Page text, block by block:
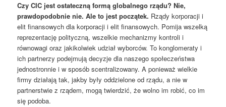
Czy CIC jest ostateczną formą globalnego rządu? Nie,
prawdopodobnie nie. Ale to jest początek. Rządy korporacji i
elit finansowych dla korporacji i elit finansowych. Pomija wszelką
reprezentację polityczną, wszelkie mechanizmy kontroli i
równowagi oraz jakikolwiek udział wyborców. To konglomeraty i
ich partnerzy podejmują decyzje dla naszego społeczeństwa
jednostronnie i w sposób scentralizowany. A ponieważ wielkie
firmy działają tak, jakby były oddzielone od rządu, a nie w
partnerstwie z rządem, mogą twierdzić, że wolno im robić, co im
się podoba.